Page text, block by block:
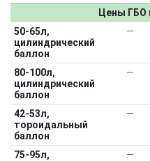
Цены ГБО
50-65л,
цилиндрический
баллон
—
80-100л,
цилиндрический
баллон
—
42-53л,
тороидальный
баллон
—
75-95л,
—